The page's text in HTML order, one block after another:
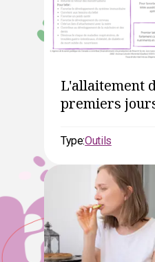
L'allaitement
premiers
Type:Outils